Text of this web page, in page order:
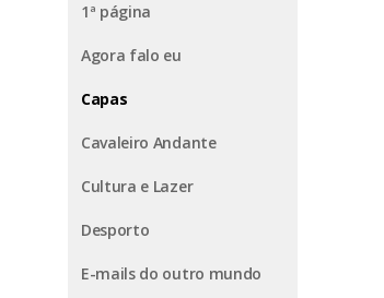
1ª página
Agora falo eu
Capas
Cavaleiro Andante
Cultura e Lazer
Desporto
E-mails do outro mundo